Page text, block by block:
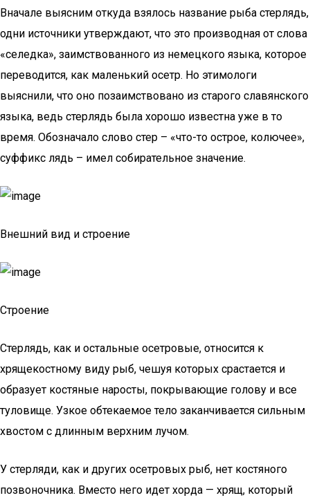
Вначале выясним откуда взялось название рыба стерлядь,
одни источники утверждают, что это производная от слова
«селедка», заимствованного из немецкого языка, которое
переводится, как маленький осетр. Но этимологи
выяснили, что оно позаимствовано из старого славянского
языка, ведь стерлядь была хорошо известна уже в то
время. Обозначало слово стер – «что-то острое, колючее»,
суффикс лядь – имел собирательное значение.
Внешний вид и строение
Строение
Стерлядь, как и остальные осетровые, относится к
хрящекостному виду рыб, чешуя которых срастается и
образует костяные наросты, покрывающие голову и все
туловище. Узкое обтекаемое тело заканчивается сильным
хвостом с длинным верхним лучом.
У стерляди, как и других осетровых рыб, нет костяного
позвоночника. Вместо него идет хорда — хрящ, который